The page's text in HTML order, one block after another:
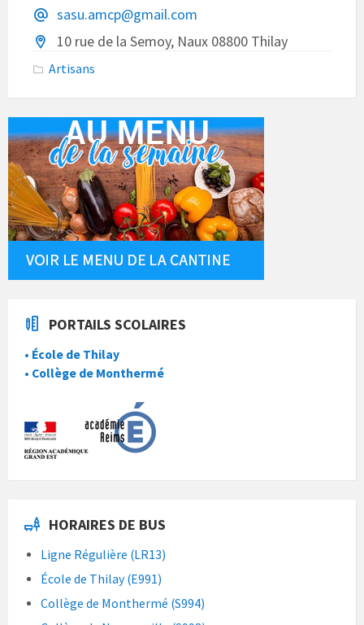
sasu.amcp@gmail.com
10 rue de la Semoy, Naux 08800 Thilay
Artisans
PORTAILS SCOLAIRES
• École de Thilay
• Collège de Monthermé
HORAIRES DE BUS
Ligne Régulière (LR13)
École de Thilay (E991)
Collège de Monthermé (S994)